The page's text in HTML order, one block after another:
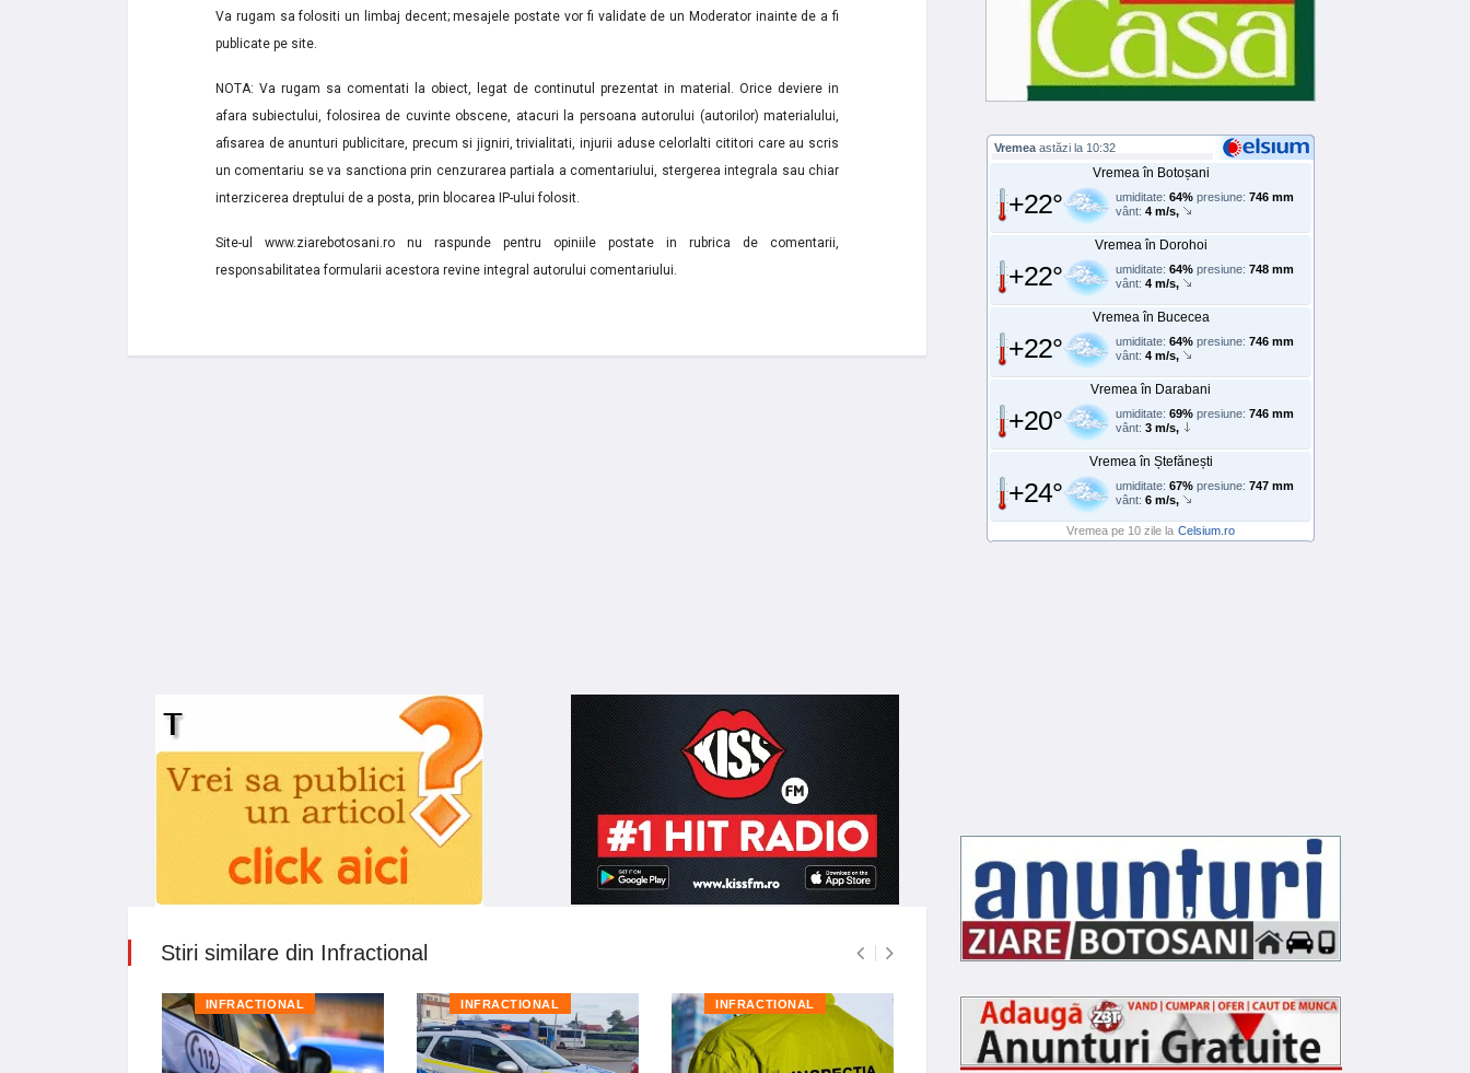
Va rugam sa folositi un limbaj decent; mesajele postate vor fi validate de un Moderator inainte de a fi
publicate pe site.
NOTA: Va rugam sa comentati la obiect, legat de continutul prezentat in material. Orice deviere in
afara subiectului, folosirea de cuvinte obscene, atacuri la persoana autorului (autorilor) materialului,
afisarea de anunturi publicitare, precum si jigniri, trivialitati, injurii aduse celorlalti cititori care au scris
un comentariu se va sanctiona prin cenzurarea partiala a comentariului, stergerea integrala sau chiar
interzicerea dreptului de a posta, prin blocarea IP-ului folosit.
Site-ul www.ziarebotosani.ro nu raspunde pentru opiniile postate in rubrica de comentarii,
responsabilitatea formularii acestora revine integral autorului comentariului.
Stiri similare din Infractional
INFRACTIONAL INFRACTIONAL INFRACTIONAL INFRACTIONAL INFRACTIONAL
Vremea astăzi la 10:32
Vremea în Botoșani
+22° umiditate: 64% presiune: 746 mm
vânt: 4 m/s,
Vremea în Dorohoi
+22° umiditate: 64% presiune: 748 mm
vânt: 4 m/s,
Vremea în Bucecea
+22° umiditate: 64% presiune: 746 mm
vânt: 4 m/s,
Vremea în Darabani
+20° umiditate: 69% presiune: 746 mm
vânt: 3 m/s,
Vremea în Ștefănești
+24° umiditate: 67% presiune: 747 mm
vânt: 6 m/s,
Vremea pe 10 zile la Celsium.ro